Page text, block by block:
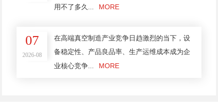
用不了多久...
MORE
07
2026-08
在高端真空制造产业竞争日趋激烈的当下，设
备稳定性、产品良品率、生产运维成本成为企
业核心竞争...
MORE